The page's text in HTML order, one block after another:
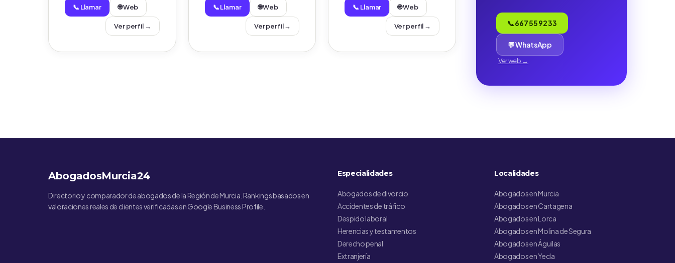
📞 Llamar 🌐 Web
Ver perfil →
📞 Llamar 🌐 Web
Ver perfil →
📞 Llamar 🌐 Web
Ver perfil → 📞 667 55 92 33
💬 WhatsApp
Ver web →
AbogadosMurcia24
Directorio y comparador de abogados de la Región de Murcia. Rankings basados en
valoraciones reales de clientes verificadas en Google Business Profile.
Especialidades
Abogados de divorcio
Accidentes de tráfico
Despido laboral
Herencias y testamentos
Derecho penal
Extranjería
Localidades
Abogados en Murcia
Abogados en Cartagena
Abogados en Lorca
Abogados en Molina de Segura
Abogados en Águilas
Abogados en Yecla